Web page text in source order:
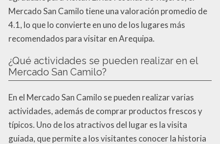
Mercado San Camilo tiene una valoración promedio de
4.1, lo que lo convierte en uno de los lugares más
recomendados para visitar en Arequipa.
¿Qué actividades se pueden realizar en el
Mercado San Camilo?
En el Mercado San Camilo se pueden realizar varias
actividades, además de comprar productos frescos y
típicos. Uno de los atractivos del lugar es la visita
guiada, que permite a los visitantes conocer la historia